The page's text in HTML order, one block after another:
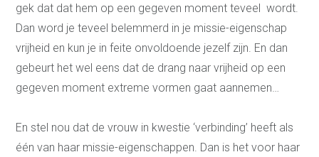
maat
Onze
mensbenadering
Wie ben jij echt?
Emoties en gevoelens
Hooggevoeligheid
ouders overnemen
Over ons
gek dat dat hem op een gegeven moment teveel wordt.
Dan word je teveel belemmerd in je missie-eigenschap
vrijheid en kun je in feite onvoldoende jezelf zijn. En dan
gebeurt het wel eens dat de drang naar vrijheid op een
gegeven moment extreme vormen gaat aannemen…
En stel nou dat de vrouw in kwestie ‘verbinding’ heeft als
één van haar missie-eigenschappen. Dan is het voor haar